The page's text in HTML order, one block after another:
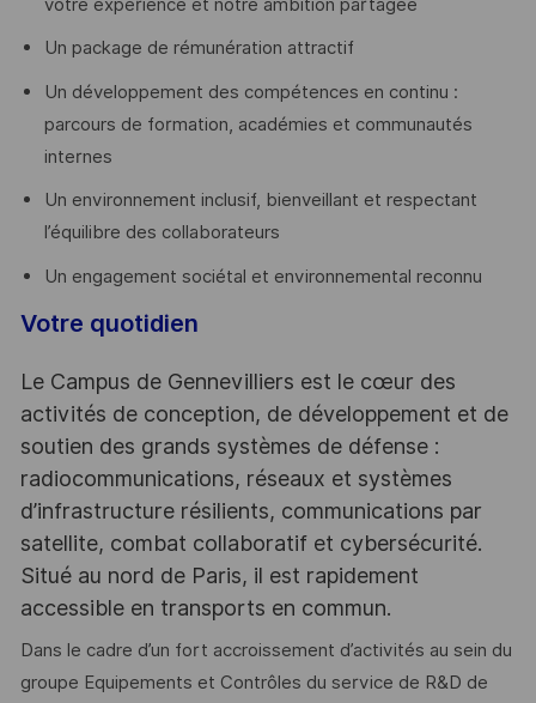
votre expérience et notre ambition partagée
Un package de rémunération attractif
Un développement des compétences en continu :
parcours de formation, académies et communautés
internes
Un environnement inclusif, bienveillant et respectant
l’équilibre des collaborateurs
Un engagement sociétal et environnemental reconnu
Votre quotidien
Le Campus de Gennevilliers est le cœur des
activités de conception, de développement et de
soutien des grands systèmes de défense :
radiocommunications, réseaux et systèmes
d’infrastructure résilients, communications par
satellite, combat collaboratif et cybersécurité.
Situé au nord de Paris, il est rapidement
accessible en transports en commun.
Dans le cadre d’un fort accroissement d’activités au sein du
groupe Equipements et Contrôles du service de R&D de